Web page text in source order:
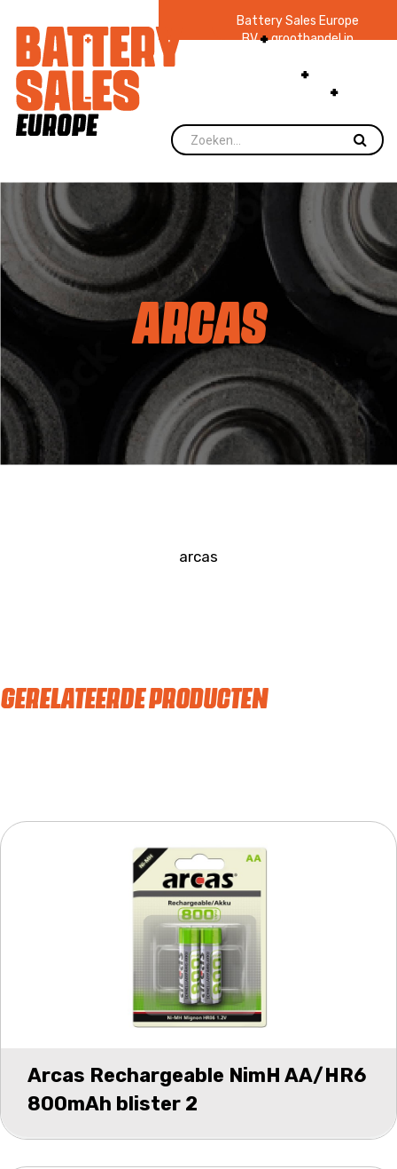
Battery Sales Europe
BV groothandel in
zaklampen Ruim 48
jaar ervaring
voorraad.
ARCAS
arcas
GERELATEERDE PRODUCTEN
Arcas Rechargeable NimH AA/HR6
800mAh blister 2